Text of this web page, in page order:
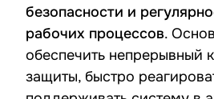
безопасности и
рабочих процессов.
обеспечить непрерывный
защиты, быстро